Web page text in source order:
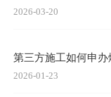
2026-03-20
第三方施工如何申
2026-01-23